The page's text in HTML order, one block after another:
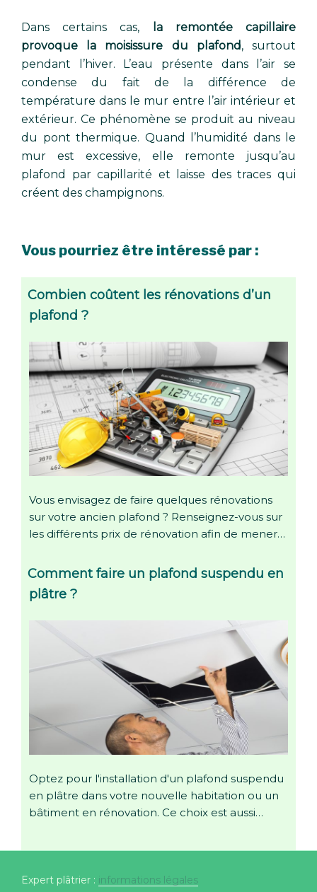
Dans certains cas,
la remontée capillaire
provoque la moisissure du plafond, surtout
pendant l’hiver. L’eau présente dans l’air se
condense du fait de la différence de
température dans le mur entre l’air intérieur et
extérieur. Ce phénomène se produit au niveau
du pont thermique. Quand l’humidité dans le
mur est excessive, elle remonte jusqu’au
plafond par capillarité et laisse des traces qui
créent des champignons.
Vous pourriez être intéressé par :
Combien coûtent les rénovations d’un
plafond ?
Vous envisagez de faire quelques rénovations
sur votre ancien plafond ? Renseignez-vous sur
les différents prix de rénovation afin de mener…
Comment faire un plafond suspendu en
plâtre ?
Optez pour l'installation d'un plafond suspendu
en plâtre dans votre nouvelle habitation ou un
bâtiment en rénovation. Ce choix est aussi…
Expert plâtrier : informations légales